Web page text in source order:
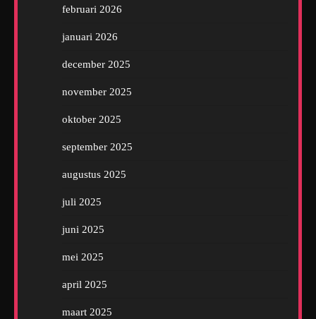
februari 2026
januari 2026
december 2025
november 2025
oktober 2025
september 2025
augustus 2025
juli 2025
juni 2025
mei 2025
april 2025
maart 2025